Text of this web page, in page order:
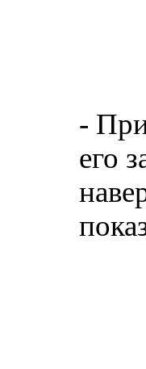
-
его